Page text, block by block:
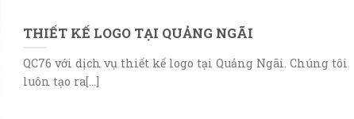
THIẾT KẾ LOGO TẠI QUẢNG NGÃI
QC76 với dịch vụ thiết kế logo tại Quảng Ngãi. Chúng tôi
luôn tạo ra[...]